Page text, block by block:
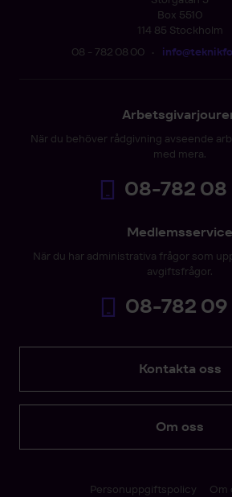
Box 5510
114 85 Stockholm
08 - 782 08 00 •
När du behöver rådgivning avseende
med mera.
08-782
Medlemsservice
När du har administrativa frågor som
avgiftsfrågor.
08-782 09
Kontakta oss
Om oss
Personuppgiftspolicy Om